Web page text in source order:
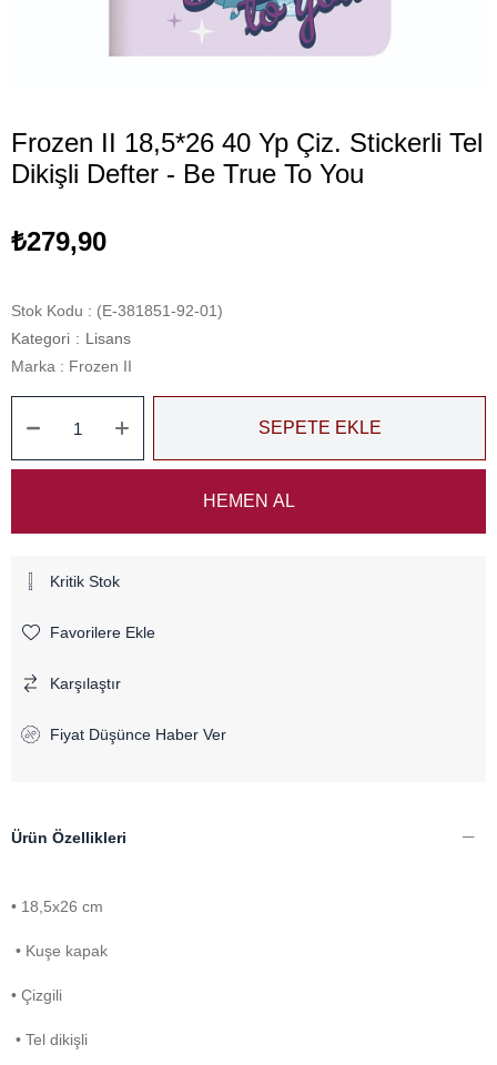
Frozen II 18,5*26 40 Yp Çiz. Stickerli Tel
Dikişli Defter - Be True To You
₺279,90
Stok Kodu
(E-381851-92-01)
Kategori : Lisans
Marka : Frozen II
Kritik Stok
Favorilere Ekle
Karşılaştır
Fiyat Düşünce Haber Ver
Ürün Özellikleri
• 18,5x26 cm
• Kuşe kapak
• Çizgili
• Tel dikişli